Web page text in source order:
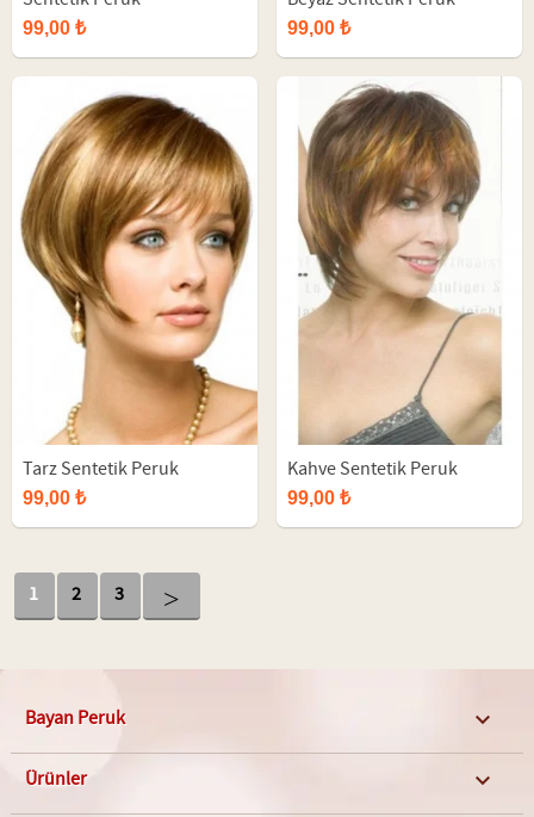
99,00 ₺ 99,00 ₺
Tarz Sentetik Peruk
99,00 ₺
Kahve Sentetik Peruk
99,00 ₺
1 2 3 >
Bayan Peruk 
Ürünler 